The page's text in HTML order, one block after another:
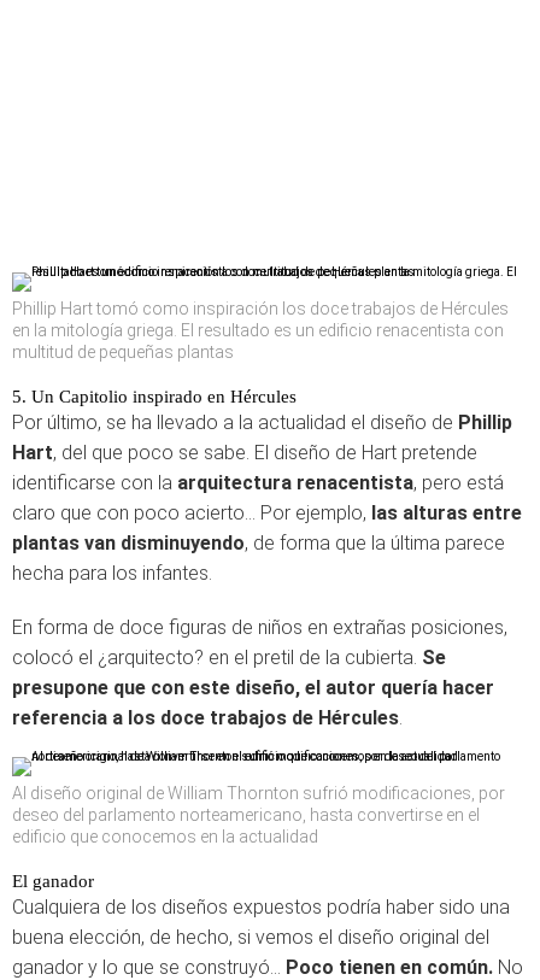
Phillip Hart tomó como inspiración los doce trabajos de Hércules
en la mitología griega. El resultado es un edificio renacentista con
multitud de pequeñas plantas
5. Un Capitolio inspirado en Hércules
Por último, se ha llevado a la actualidad el diseño de Phillip
Hart, del que poco se sabe. El diseño de Hart pretende
identificarse con la arquitectura renacentista, pero está
claro que con poco acierto… Por ejemplo, las alturas entre
plantas van disminuyendo, de forma que la última parece
hecha para los infantes.
En forma de doce figuras de niños en extrañas posiciones,
colocó el ¿arquitecto? en el pretil de la cubierta. Se
presupone que con este diseño, el autor quería hacer
referencia a los doce trabajos de Hércules.
Al diseño original de William Thornton sufrió modificaciones, por
deseo del parlamento norteamericano, hasta convertirse en el
edificio que conocemos en la actualidad
El ganador
Cualquiera de los diseños expuestos podría haber sido una
buena elección, de hecho, si vemos el diseño original del
ganador y lo que se construyó… Poco tienen en común. No